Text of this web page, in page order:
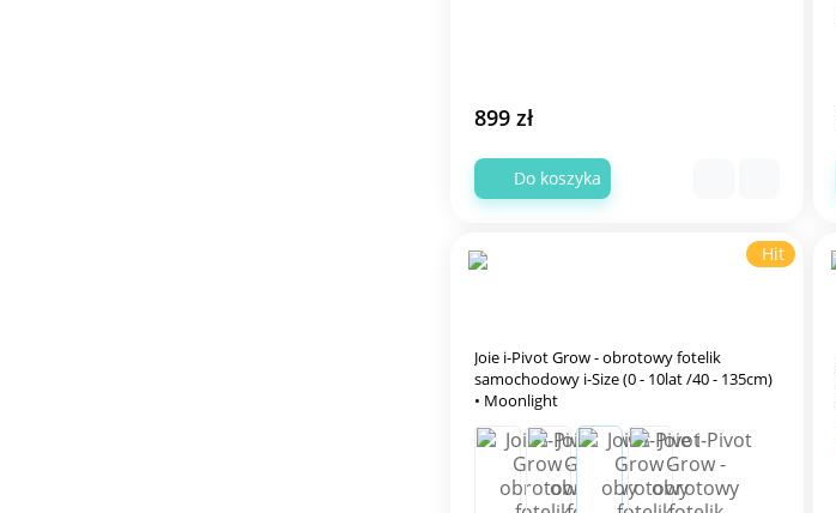
899 zł
Do koszyka
Hit
Joie i-Pivot Grow - obrotowy fotelik
samochodowy i-Size (0 - 10lat /40 - 135cm)
• Moonlight